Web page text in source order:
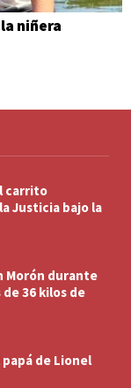
niñera
carrito
Justicia bajo la
Morón durante
36 kilos de
de Lionel